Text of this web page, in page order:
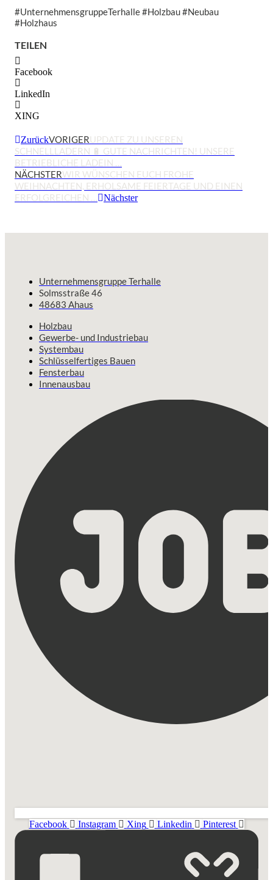
#UnternehmensgruppeTerhalle #Holzbau #Neubau
#Holzhaus
TEILEN
Facebook
LinkedIn
XING
ZurückVORIGERUPDATE ZU UNSEREN
SCHNELLLADERN 🔋 GUTE NACHRICHTEN! UNSERE
BETRIEBLICHE LADEIN …
NÄCHSTERWIR WÜNSCHEN EUCH FROHE
WEIHNACHTEN, ERHOLSAME FEIERTAGE UND EINEN
ERFOLGREICHEN …
Nächster
Unternehmensgruppe Terhalle
Solmsstraße 46
48683 Ahaus
Holzbau
Gewerbe- und Industriebau
Systembau
Schlüsselfertiges Bauen
Fensterbau
Innenausbau
Facebook Instagram Xing Linkedin Pinterest